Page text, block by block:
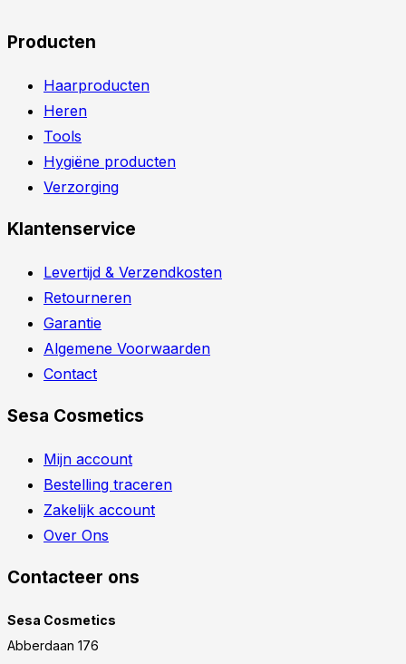
Producten
Haarproducten
Heren
Tools
Hygiëne producten
Verzorging
Klantenservice
Levertijd & Verzendkosten
Retourneren
Garantie
Algemene Voorwaarden
Contact
Sesa Cosmetics
Mijn account
Bestelling traceren
Zakelijk account
Over Ons
Contacteer ons
Sesa Cosmetics
Abberdaan 176